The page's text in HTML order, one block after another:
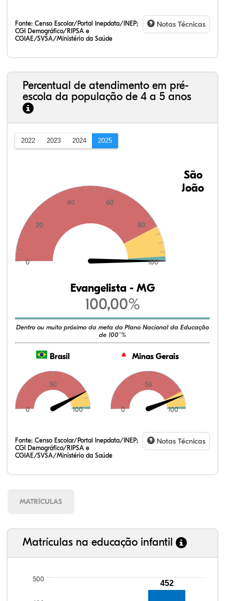
Fonte: Censo Escolar/Portal Inepdata/INEP;
CGI Demográfico/RIPSA e
CGIAE/SVSA/Ministério da Saúde
Notas Técnicas
Percentual de atendimento em pré-
escola da população de 4 a 5 anos
2022 2023 2024 2025
0
20
40 60
80
100
São
João
Evangelista - MG
100,00%
Dentro ou muito próximo da meta do Plano Nacional da Educação
de 100¨%
Brasil
0
50
100
Minas Gerais
0
50
100
Fonte: Censo Escolar/Portal Inepdata/INEP;
CGI Demográfico/RIPSA e
CGIAE/SVSA/Ministério da Saúde
Notas Técnicas
MATRÍCULAS
Matrículas na educação infantil
500 452